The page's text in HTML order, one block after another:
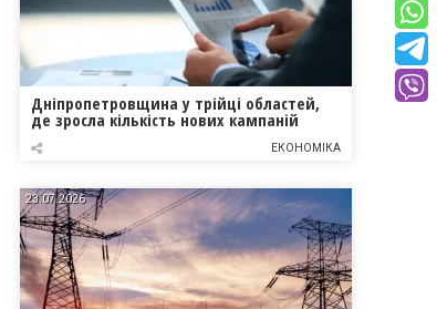
Дніпропетровщина у трійці областей,
де зросла кількість нових кампаній
ЕКОНОМІКА
23.07.2026